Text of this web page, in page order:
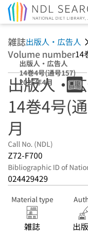
雑誌出版人・広告人
Volume number14
出版人・広告人
14巻4号(通号157)
2026年4月
出版人・
14巻4号(
月
Call No. (NDL)
Z72-F700
Bibliographic ID of
024429429
Material type
雑誌 出